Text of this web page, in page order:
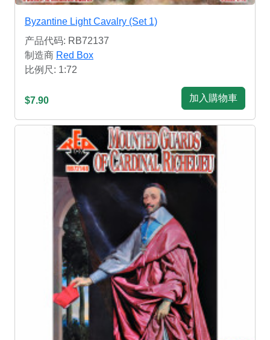
Byzantine Light Cavalry (Set 1)
产品代码: RB72137
制造商 Red Box
比例尺: 1:72
$7.90 加入購物車